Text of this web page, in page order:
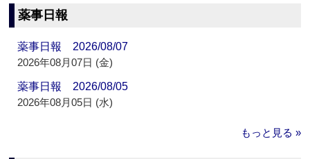
薬事日報
薬事日報 2026/08/07
2026年08月07日 (金)
薬事日報 2026/08/05
2026年08月05日 (水)
もっと見る »